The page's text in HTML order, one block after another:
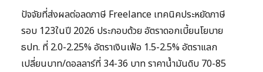
ปัจจัยที่ส่งผลต่อลดภาษี Freelance เทคนิคประหยัดภาษี
รอบ 123ในปี 2026 ประกอบด้วย อัตราดอกเบี้ยนโยบาย
ธปท. ที่ 2.0-2.25% อัตราเงินเฟ้อ 1.5-2.5% อัตราแลก
เปลี่ยนบาท/ดอลลาร์ที่ 34-36 บาท ราคาน้ำมันดิบ 70-85